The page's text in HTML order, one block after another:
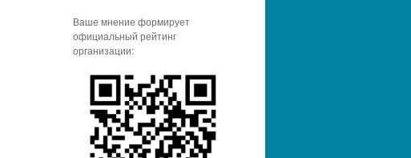
Ваше мнение формирует
официальный рейтинг
организации: